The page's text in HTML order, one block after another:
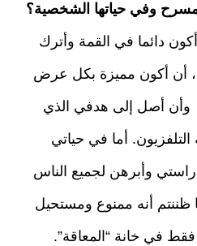
وفي حياتها الشخصية؟
دائما في القمة وأترك
أن أكون مميزة بكل عرض
أصل إلى هدفي الذي
أما في حياتي
وأبرهن لجميع الناس
أنه ممنوع ومستحيل
في خانة “المعاقة”.